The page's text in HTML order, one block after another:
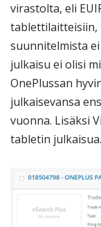
virastolta, eli
tablettilaitteisiin,
suunnitelmista
julkaisu ei olisi
OnePlussan
julkaisevansa
vuonna. Lisäksi
tabletin julkaisua.